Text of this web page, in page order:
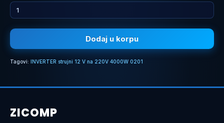
Dodaj u korpu
Tagovi: INVERTER strujni 12 V na 220V 4000W 0201
ZICOMP